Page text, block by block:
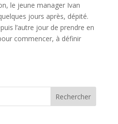
le jeune manager Ivan
jours après, dépité.
l’autre jour de prendre en
commencer, à définir
Rechercher